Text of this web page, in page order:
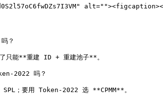
？
只能**重建 ID + 重建池子**。
2022 吗？
；要用 Token-2022 选 **CPMM**。